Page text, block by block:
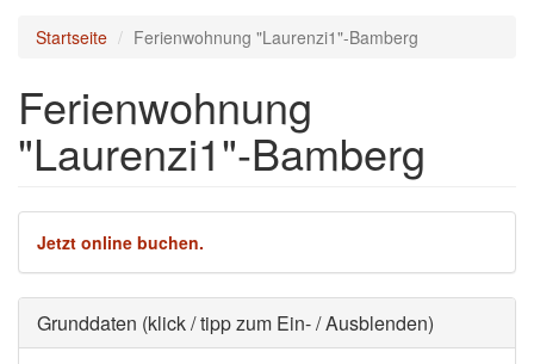
Startseite Ferienwohnung "Laurenzi1"-Bamberg
Ferienwohnung
"Laurenzi1"-Bamberg
Jetzt online buchen.
Ausblenden
Grunddaten (klick / tipp zum Ein- / Ausblenden)